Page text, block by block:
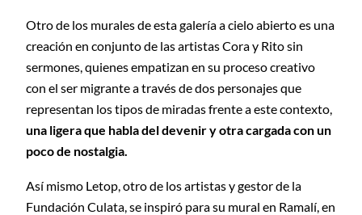
Otro de los murales de esta galería a cielo abierto es una
creación en conjunto de las artistas Cora y Rito sin
sermones, quienes empatizan en su proceso creativo
con el ser migrante a través de dos personajes que
representan los tipos de miradas frente a este contexto,
una ligera que habla del devenir y otra cargada con un
poco de nostalgia.
Así mismo Letop, otro de los artistas y gestor de la
Fundación Culata, se inspiró para su mural en Ramalí, en